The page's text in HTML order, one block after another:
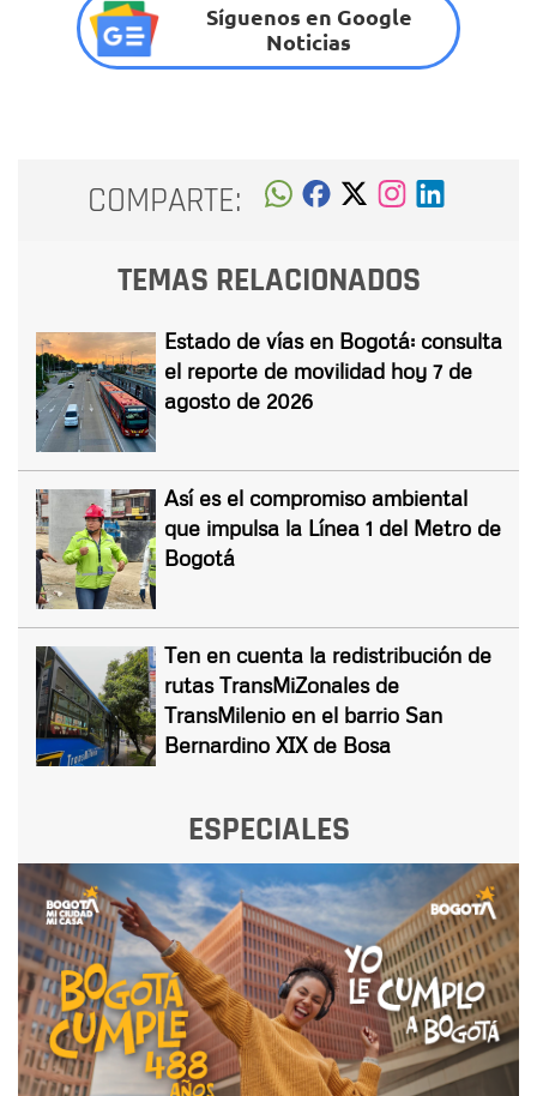
Síguenos en Google
Noticias
COMPARTE:
TEMAS RELACIONADOS
Estado de vías en Bogotá: consulta
el reporte de movilidad hoy 7 de
agosto de 2026
Así es el compromiso ambiental
que impulsa la Línea 1 del Metro de
Bogotá
Ten en cuenta la redistribución de
rutas TransMiZonales de
TransMilenio en el barrio San
Bernardino XIX de Bosa
ESPECIALES